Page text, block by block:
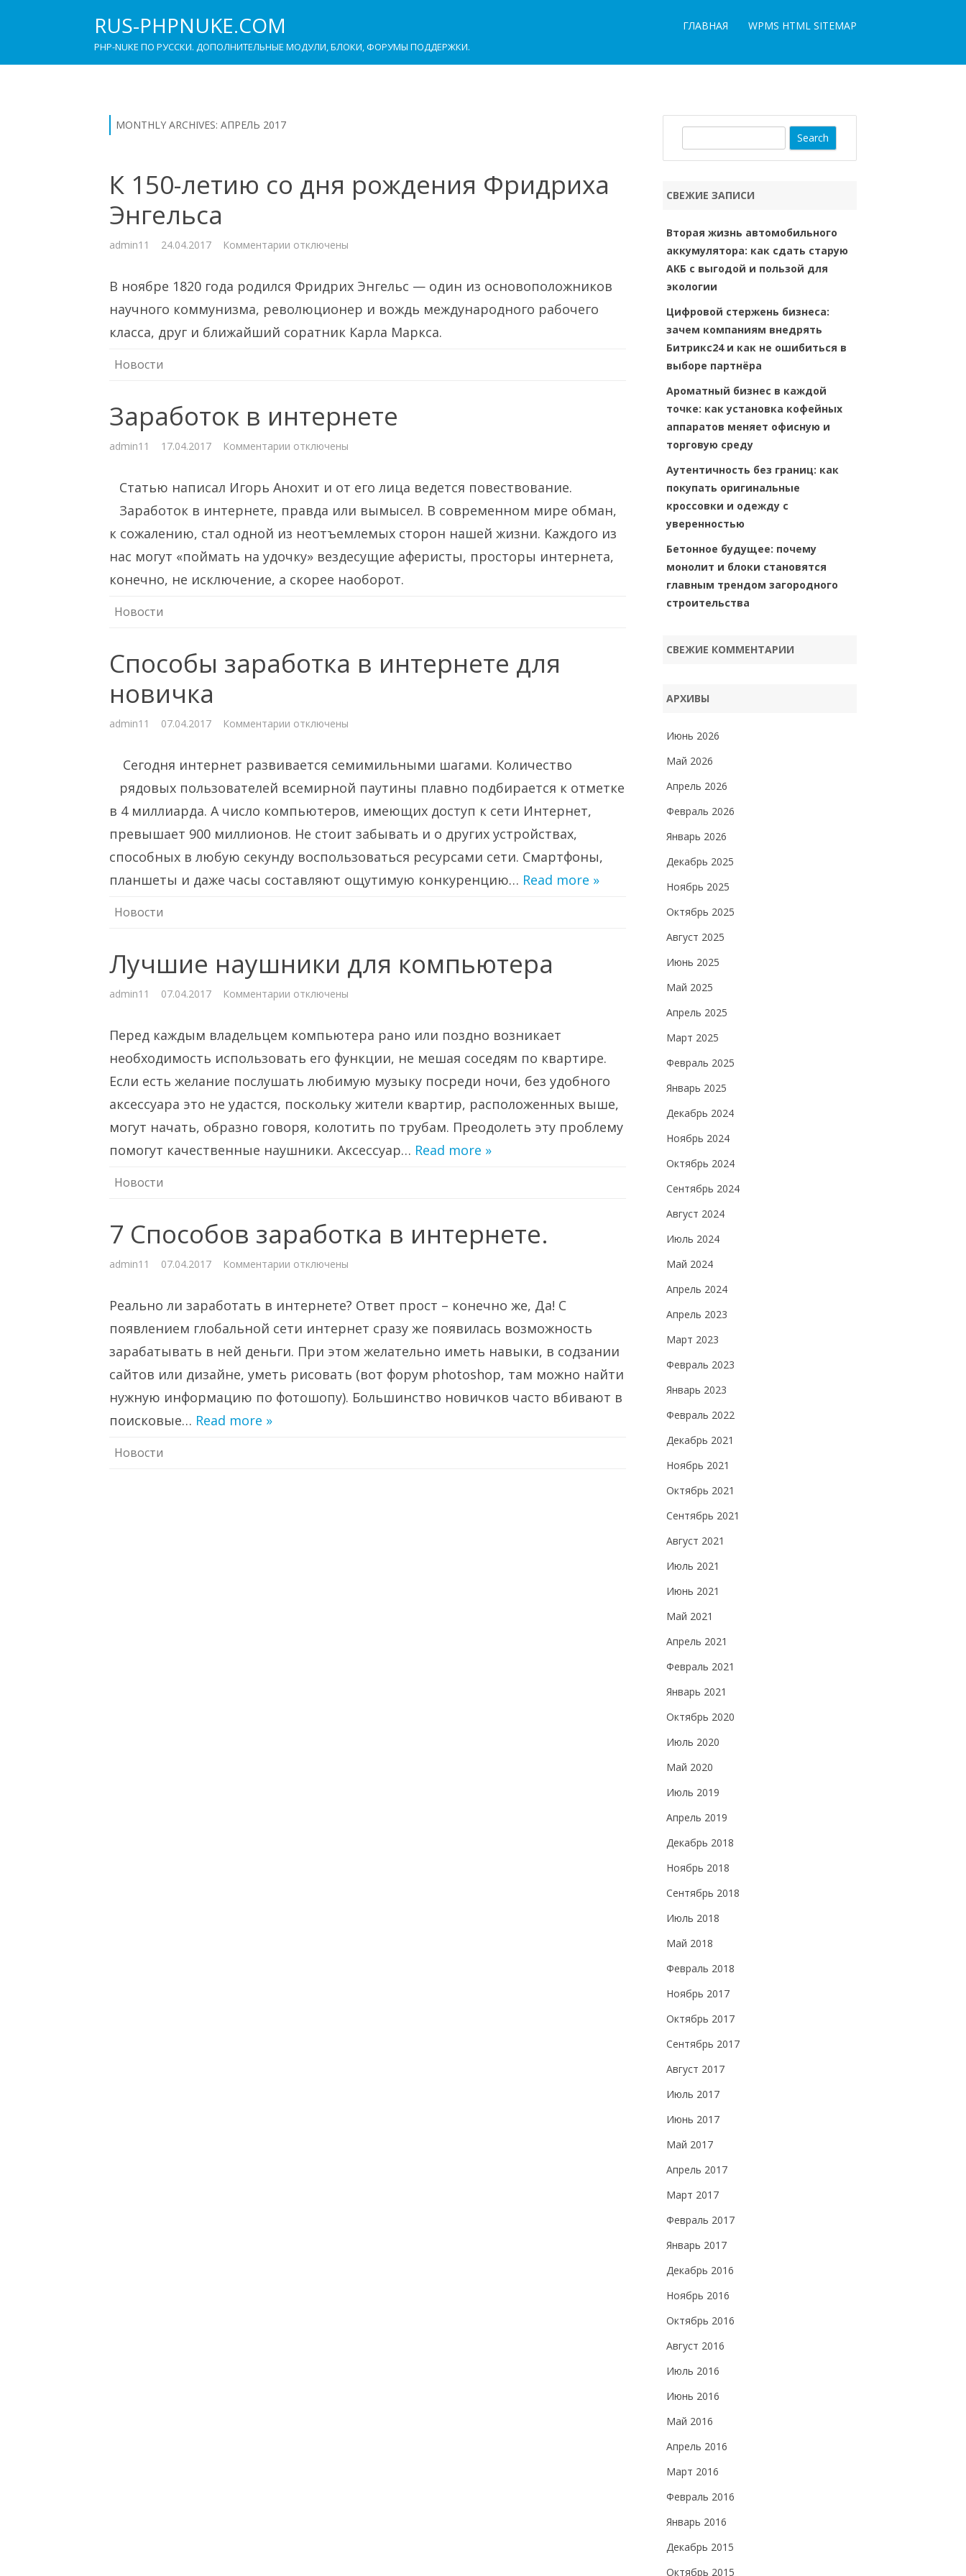
RUS-PHPNUKE.COM
PHP-NUKE ПО РУССКИ. ДОПОЛНИТЕЛЬНЫЕ МОДУЛИ, БЛОКИ, ФОРУМЫ ПОДДЕРЖКИ.
ГЛАВНАЯ WPMS HTML SITEMAP
MONTHLY ARCHIVES: АПРЕЛЬ 2017
К 150-летию со дня рождения Фридриха
Энгельса
admin11 24.04.2017 Комментарии к
летию
со
дня
рождения
Энгельса
отключены
В ноябре 1820 года родился Фридрих Энгельс — один из основоположников
научного коммунизма, революционер и вождь международного рабочего
класса, друг и ближайший соратник Карла Маркса.
Новости
Заработок в интернете
admin11 17.04.2017 Комментарии к
интернете
отключены
Статью написал Игорь Анохит и от его лица ведется повествование.
Заработок в интернете, правда или вымысел. В современном мире обман,
к сожалению, стал одной из неотъемлемых сторон нашей жизни. Каждого из
нас могут «поймать на удочку» вездесущие аферисты, просторы интернета,
конечно, не исключение, а скорее наоборот.
Новости
Способы заработка в интернете для
новичка
admin11 07.04.2017 Комментарии к
в
интернете
для
новичка
отключены
Сегодня интернет развивается семимильными шагами. Количество
рядовых пользователей всемирной паутины плавно подбирается к отметке
в 4 миллиарда. А число компьютеров, имеющих доступ к сети Интернет,
превышает 900 миллионов. Не стоит забывать и о других устройствах,
способных в любую секунду воспользоваться ресурсами сети. Смартфоны,
планшеты и даже часы составляют ощутимую конкуренцию… Read more »
Новости
Лучшие наушники для компьютера
admin11 07.04.2017 Комментарии к
для
компьютера
отключены
Перед каждым владельцем компьютера рано или поздно возникает
необходимость использовать его функции, не мешая соседям по квартире.
Если есть желание послушать любимую музыку посреди ночи, без удобного
аксессуара это не удастся, поскольку жители квартир, расположенных выше,
могут начать, образно говоря, колотить по трубам. Преодолеть эту проблему
помогут качественные наушники. Аксессуар… Read more »
Новости
7 Способов заработка в интернете.
admin11 07.04.2017 Комментарии к
заработка
в
интернете.
отключены
Реально ли заработать в интернете? Ответ прост – конечно же, Да! С
появлением глобальной сети интернет сразу же появилась возможность
зарабатывать в ней деньги. При этом желательно иметь навыки, в содзании
сайтов или дизайне, уметь рисовать (вот форум photoshop, там можно найти
нужную информацию по фотошопу). Большинство новичков часто вбивают в
поисковые… Read more »
Новости
СВЕЖИЕ ЗАПИСИ
Вторая жизнь автомобильного
аккумулятора: как сдать старую
АКБ с выгодой и пользой для
экологии
Цифровой стержень бизнеса:
зачем компаниям внедрять
Битрикс24 и как не ошибиться в
выборе партнёра
Ароматный бизнес в каждой
точке: как установка кофейных
аппаратов меняет офисную и
торговую среду
Аутентичность без границ: как
покупать оригинальные
кроссовки и одежду с
уверенностью
Бетонное будущее: почему
монолит и блоки становятся
главным трендом загородного
строительства
СВЕЖИЕ КОММЕНТАРИИ
АРХИВЫ
Июнь 2026
Май 2026
Апрель 2026
Февраль 2026
Январь 2026
Декабрь 2025
Ноябрь 2025
Октябрь 2025
Август 2025
Июнь 2025
Май 2025
Апрель 2025
Март 2025
Февраль 2025
Январь 2025
Декабрь 2024
Ноябрь 2024
Октябрь 2024
Сентябрь 2024
Август 2024
Июль 2024
Май 2024
Апрель 2024
Апрель 2023
Март 2023
Февраль 2023
Январь 2023
Февраль 2022
Декабрь 2021
Ноябрь 2021
Октябрь 2021
Сентябрь 2021
Август 2021
Июль 2021
Июнь 2021
Май 2021
Апрель 2021
Февраль 2021
Январь 2021
Октябрь 2020
Июль 2020
Май 2020
Июль 2019
Апрель 2019
Декабрь 2018
Ноябрь 2018
Сентябрь 2018
Июль 2018
Май 2018
Февраль 2018
Ноябрь 2017
Октябрь 2017
Сентябрь 2017
Август 2017
Июль 2017
Июнь 2017
Май 2017
Апрель 2017
Март 2017
Февраль 2017
Январь 2017
Декабрь 2016
Ноябрь 2016
Октябрь 2016
Август 2016
Июль 2016
Июнь 2016
Май 2016
Апрель 2016
Март 2016
Февраль 2016
Январь 2016
Декабрь 2015
Октябрь 2015